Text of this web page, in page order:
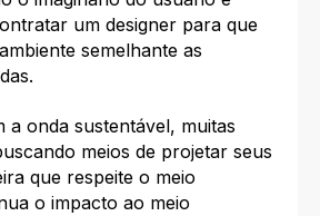
um designer para que
semelhante as
a onda sustentável, muitas
meios de projetar seus
que respeite o meio
o impacto ao meio